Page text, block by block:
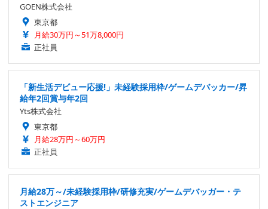
GOEN株式会社
東京都
月給30万円～51万8,000円
正社員
「新生活デビュー応援!」未経験採用枠/ゲームデバッカー/昇
給年2回賞与年2回
Yts株式会社
東京都
月給28万円～60万円
正社員
月給28万～/未経験採用枠/研修充実/ゲームデバッガー・テ
ストエンジニア